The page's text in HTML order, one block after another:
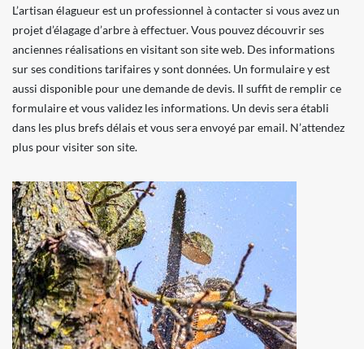
L’artisan élagueur est un professionnel à contacter si vous avez un
projet d’élagage d’arbre à effectuer. Vous pouvez découvrir ses
anciennes réalisations en visitant son site web. Des informations
sur ses conditions tarifaires y sont données. Un formulaire y est
aussi disponible pour une demande de devis. Il suffit de remplir ce
formulaire et vous validez les informations. Un devis sera établi
dans les plus brefs délais et vous sera envoyé par email. N’attendez
plus pour visiter son site.